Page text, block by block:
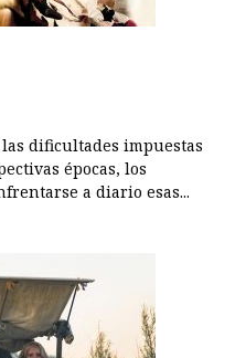
dificultades impuestas
épocas, los
a diario esas...